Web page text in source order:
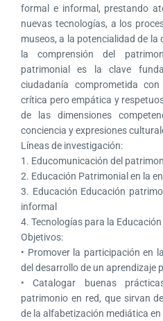
formal e informal, prestando
nuevas tecnologías, a los
museos, a la potencialidad de
la comprensión del
patrimonial es la clave
ciudadanía comprometida
crítica pero empática y
de las dimensiones
conciencia y expresiones
Líneas de investigación:
1. Educomunicación del
2. Educación Patrimonial en la
3. Educación Educación
informal
4. Tecnologías para la
Objetivos:
• Promover la participación en
del desarrollo de un aprendizaje
• Catalogar buenas
patrimonio en red, que sirvan
de la alfabetización mediática